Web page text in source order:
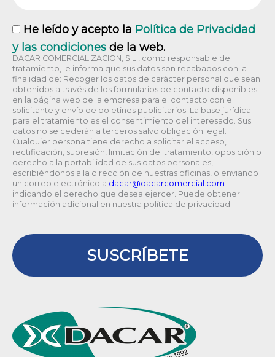
RGPD
He leído y acepto la Política de Privacidad
y las condiciones de la web.
DACAR COMERCIALIZACION, S.L., como responsable del
tratamiento, le informa que sus datos son recabados con la
finalidad de: Recoger los datos de carácter personal que sean
obtenidos a través de los formularios de contacto disponibles
en la página web de la empresa para el contacto con el
solicitante y envío de boletines publicitarios. La base jurídica
para el tratamiento es el consentimiento del interesado. Sus
datos no se cederán a terceros salvo obligación legal.
Cualquier persona tiene derecho a solicitar el acceso,
rectificación, supresión, limitación del tratamiento, oposición o
derecho a la portabilidad de sus datos personales,
escribiéndonos a la dirección de nuestras oficinas, o enviando
un correo electrónico a
moc.laicremocracad
@racad
indicando el derecho que desea ejercer. Puede obtener
información adicional en nuestra política de privacidad.
SUSCRÍBETE